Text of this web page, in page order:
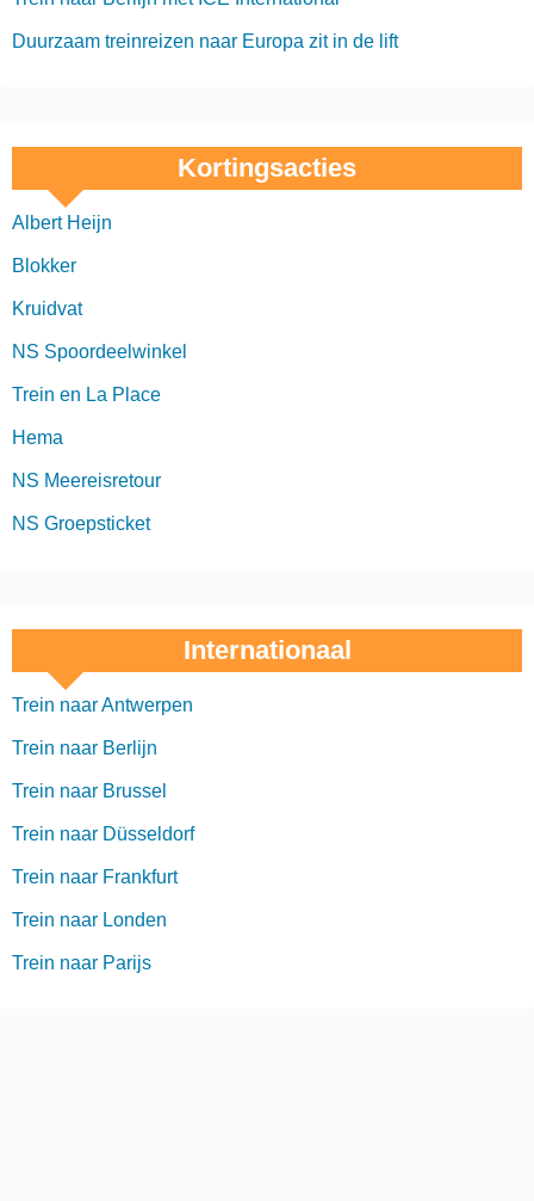
Duurzaam treinreizen naar Europa zit in de lift
Kortingsacties
Albert Heijn
Blokker
Kruidvat
NS Spoordeelwinkel
Trein en La Place
Hema
NS Meereisretour
NS Groepsticket
Internationaal
Trein naar Antwerpen
Trein naar Berlijn
Trein naar Brussel
Trein naar Düsseldorf
Trein naar Frankfurt
Trein naar Londen
Trein naar Parijs